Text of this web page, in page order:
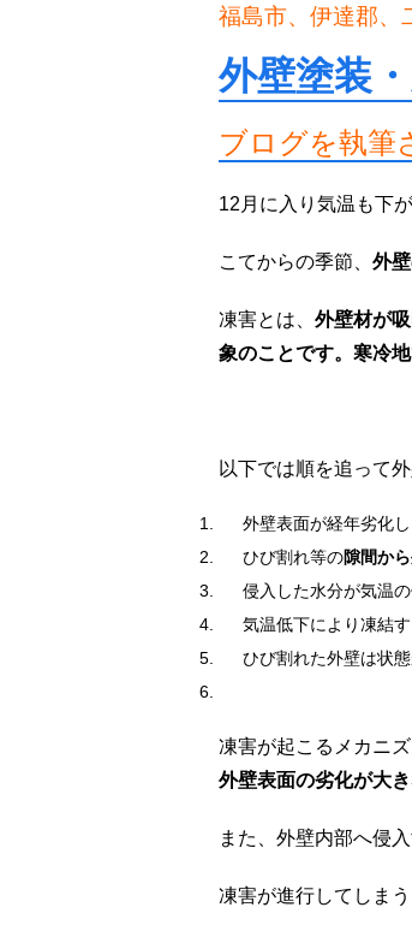
福島市、伊達郡、
外壁塗装
ブログを執筆
12月に入り気温も下
こてからの季節、 外
凍害とは、 外壁材が
象のことです。寒冷
以下では順を追って
外壁表面が経年劣化
ひび割れ等の隙間か
侵入した水分が気温
気温低下により凍結す
ひび割れた外壁は状
凍害が起こるメカニ
外壁表面の劣化が大
また、外壁内部へ侵
凍害が進行してしま